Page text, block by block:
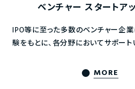
ベンチャー スタートア
IPO等に至った多数のベンチャー企
験をもとに、各分野においてサポート
MORE